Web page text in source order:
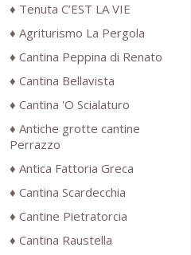
Tenuta C’EST LA VIE
Agriturismo La Pergola
Cantina Peppina di Renato
Cantina Bellavista
Cantina 'O Scialaturo
Antiche grotte cantine
Perrazzo
Antica Fattoria Greca
Cantina Scardecchia
Cantine Pietratorcia
Cantina Raustella